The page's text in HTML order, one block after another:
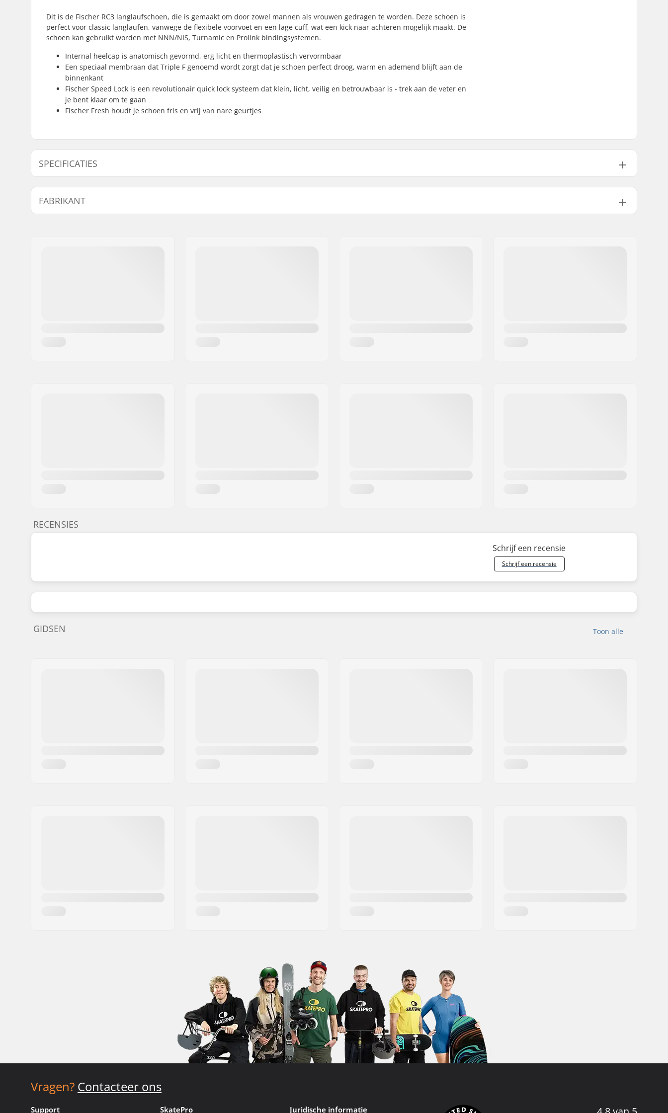
Dit is de Fischer RC3 langlaufschoen, die is gemaakt om door zowel mannen als vrouwen gedragen te worden. Deze schoen is
perfect voor classic langlaufen, vanwege de flexibele voorvoet en een lage cuff, wat een kick naar achteren mogelijk maakt. De
schoen kan gebruikt worden met NNN/NIS, Turnamic en Prolink bindingsystemen.
Internal heelcap is anatomisch gevormd, erg licht en thermoplastisch vervormbaar
Een speciaal membraan dat Triple F genoemd wordt zorgt dat je schoen perfect droog, warm en ademend blijft aan de
binnenkant
Fischer Speed Lock is een revolutionair quick lock systeem dat klein, licht, veilig en betrouwbaar is - trek aan de veter en
je bent klaar om te gaan
Fischer Fresh houdt je schoen fris en vrij van nare geurtjes
SPECIFICATIES
Extra Kenmerken: Internal Molded Heel Cap,Triple F
Fischer Fresh
Compatibel Binding Systeem: NNN/NIS,Turnamic,Prolink
Geslacht:
Heren, Dames, Unisex
FABRIKANT
RECENSIES
Schrijf een recensie
Schrijf een recensie
Toon alle
GIDSEN
Vragen? Contacteer ons
Support SkatePro Juridische informatie